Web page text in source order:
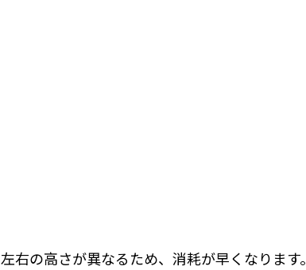
の高さが異なるため、消耗が早くなります。